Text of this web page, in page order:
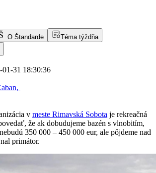
O Štandarde
Téma týždňa
01-31 18:30:36
,
v meste Rimavská Sobota je rekreačná
že ak dobudujeme bazén s vlnobitím,
350 000 – 450 000 eur, ale pôjdeme nad
primátor.